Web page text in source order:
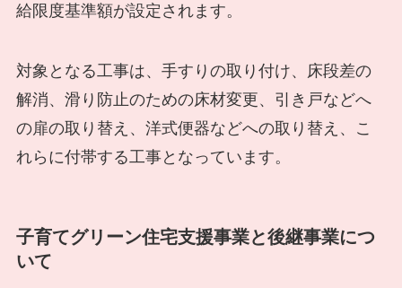
給限度基準額が設定されます。
対象となる工事は、手すりの取り付け、床段差の
解消、滑り防止のための床材変更、引き戸などへ
の扉の取り替え、洋式便器などへの取り替え、こ
れらに付帯する工事となっています。
子育てグリーン住宅支援事業と後継事業につ
いて